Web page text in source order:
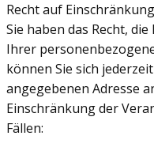
Recht auf
Sie haben das Recht,
Ihrer
können Sie sich
angegebenen Adresse
Einschränkung der
Fällen: